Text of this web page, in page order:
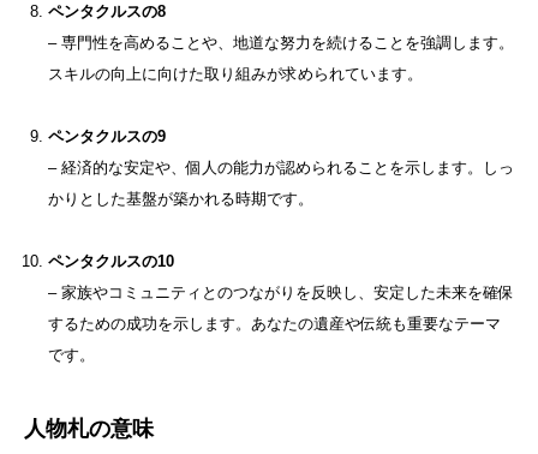
ペンタクルスの8
– 専門性を高めることや、地道な努力を続けることを強調します。
スキルの向上に向けた取り組みが求められています。
ペンタクルスの9
– 経済的な安定や、個人の能力が認められることを示します。しっ
かりとした基盤が築かれる時期です。
ペンタクルスの10
– 家族やコミュニティとのつながりを反映し、安定した未来を確保
するための成功を示します。あなたの遺産や伝統も重要なテーマ
です。
人物札の意味